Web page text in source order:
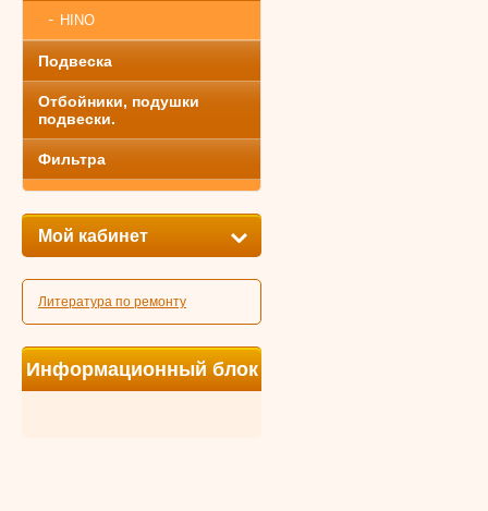
HINO
Подвеска
Отбойники, подушки
подвески.
Фильтра
Мой кабинет
Литература по ремонту
Информационный блок